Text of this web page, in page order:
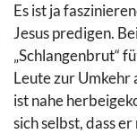
Es ist ja
Jesus predigen.
„Schlangenbrut“
Leute zur Umkehr
ist nahe
sich selbst, dass